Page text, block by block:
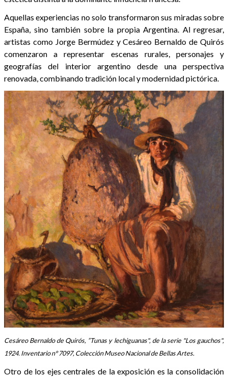
Aquellas experiencias no solo transformaron sus miradas sobre
España, sino también sobre la propia Argentina. Al regresar,
artistas como Jorge Bermúdez y Cesáreo Bernaldo de Quirós
comenzaron a representar escenas rurales, personajes y
geografías del interior argentino desde una perspectiva
renovada, combinando tradición local y modernidad pictórica.
Cesáreo Bernaldo de Quirós, ”Tunas y lechiguanas", de la serie "Los gauchos",
1924. Inventario n° 7097, Colección Museo Nacional de Bellas Artes.
Otro de los ejes centrales de la exposición es la consolidación